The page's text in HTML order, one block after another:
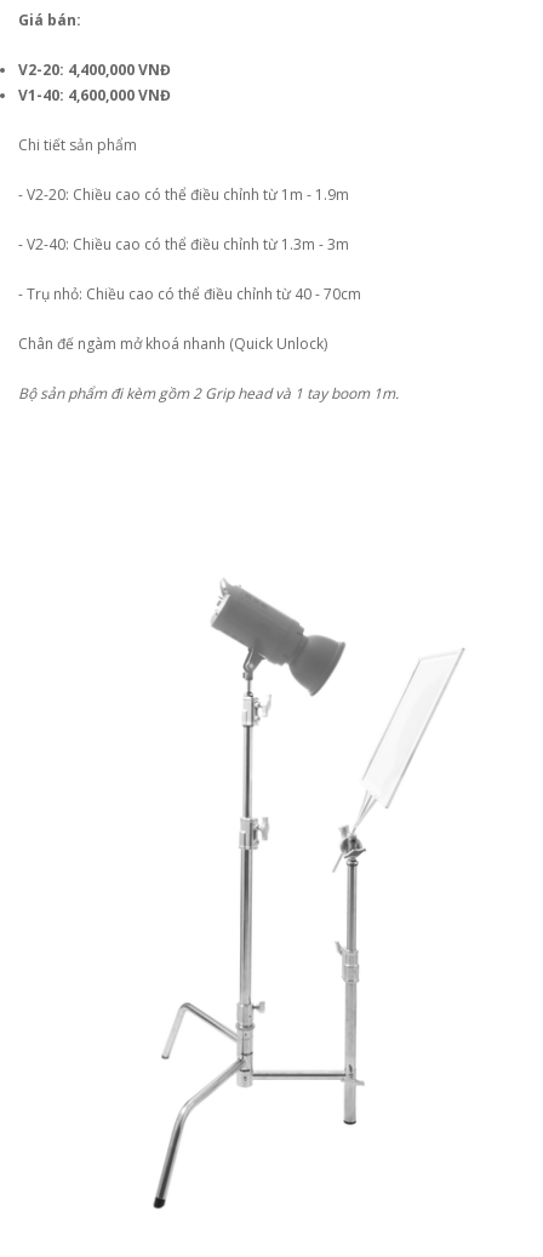
Giá bán:
V2-20: 4,400,000 VNĐ
V1-40: 4,600,000 VNĐ
Chi tiết sản phẩm
- V2-20: Chiều cao có thể điều chỉnh từ 1m - 1.9m
- V2-40: Chiều cao có thể điều chỉnh từ 1.3m - 3m
- Trụ nhỏ: Chiều cao có thể điều chỉnh từ 40 - 70cm
Chân đế ngàm mở khoá nhanh (Quick Unlock)
Bộ sản phẩm đi kèm gồm 2 Grip head và 1 tay boom 1m.